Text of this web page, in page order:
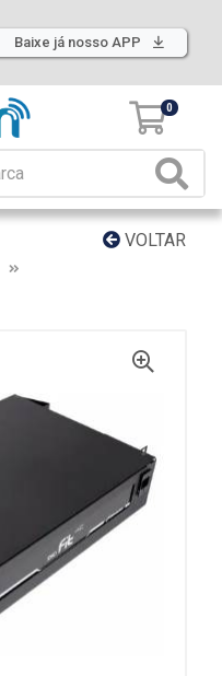
Baixe já nosso APP
0
VOLTAR